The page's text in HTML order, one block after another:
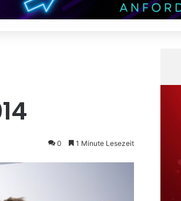
0 1 Minute Lesezeit